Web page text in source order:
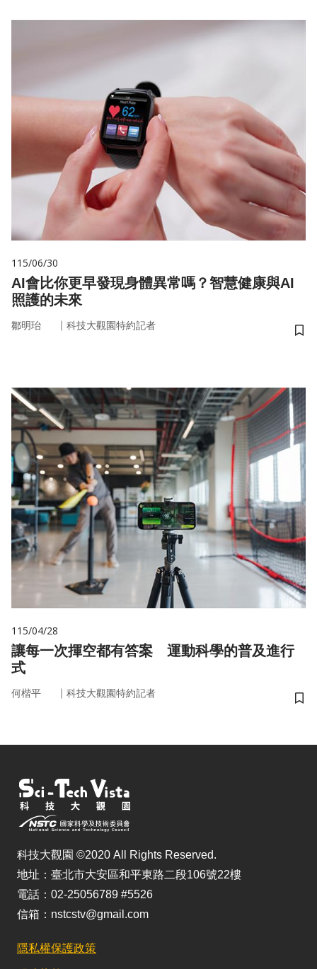
115/06/30
AI會比你更早發現身體異常嗎？智慧健康與AI
照護的未來
鄒明珆 ｜ 科技大觀園特約記者
儲
115/04/28
讓每一次揮空都有答案 運動科學的普及進行
式
何楷平 ｜ 科技大觀園特約記者
儲
科技大觀園 ©2020 All Rights Reserved.
地址：臺北市大安區和平東路二段106號22樓
電話：02-25056789 #5526
信箱：nstcstv@gmail.com
隱私權保護政策